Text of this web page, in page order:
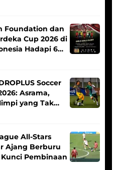
Foundation dan
Cup 2026 di
Hadapi 6
Soccer
Asrama,
yang Tak
All-Stars
Ajang Berburu
Pembinaan